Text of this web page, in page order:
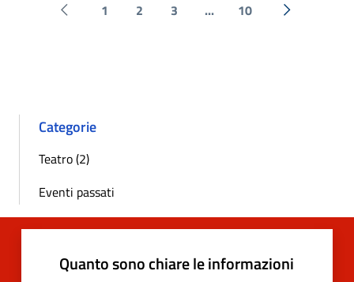
Pagina precedente
1 2 3 ... 10 Successiva
Categorie
Teatro (2)
Eventi passati
Quanto sono chiare le informazioni